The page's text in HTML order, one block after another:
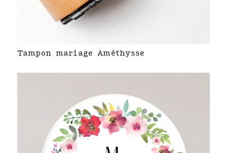
Tampon mariage Améthysse